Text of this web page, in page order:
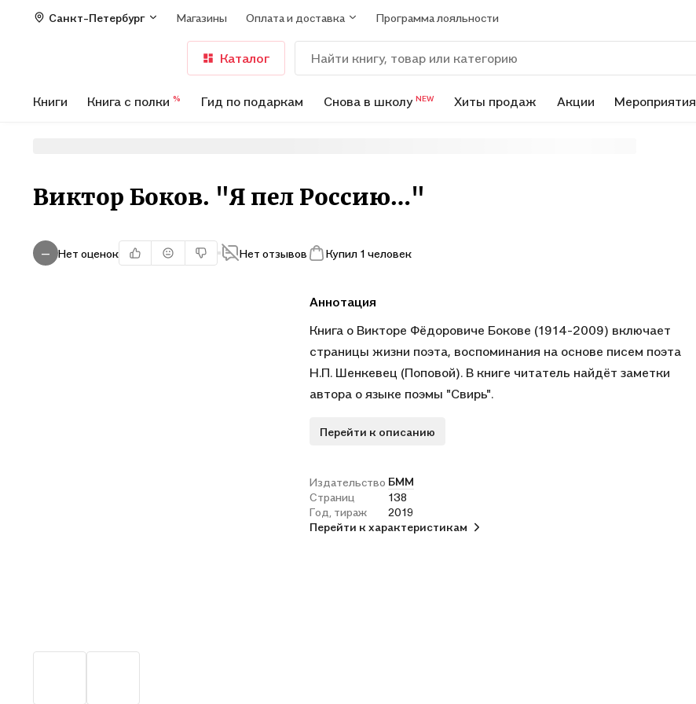
Санкт-Петербург Магазины Оплата и доставка Программа лояльности
Каталог
Книги Книга с полки % Гид по подаркам Снова в школу NEW Хиты продаж Акции Мероприятия
Виктор Боков. "Я пел Россию…"
— Нет оценок Нет отзывов Купил 1 человек
Аннотация
Книга о Викторе Фёдоровиче Бокове (1914-2009) включает
страницы жизни поэта, воспоминания на основе писем поэта
Н.П. Шенкевец (Поповой). В книге читатель найдёт заметки
автора о языке поэмы "Свирь".
Перейти к описанию
Издательство БММ
Страниц
138
Год, тираж
2019
Перейти к характеристикам